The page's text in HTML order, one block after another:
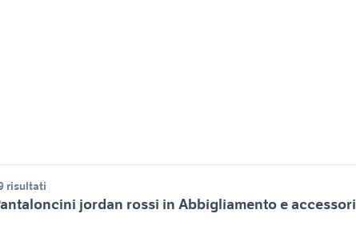
risultati
jordan rossi in Abbigliamento e accessori